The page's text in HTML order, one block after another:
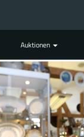
Auktionen